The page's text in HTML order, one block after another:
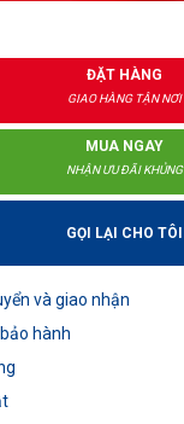
ĐẶT HÀNG
GIAO HÀNG TẬN NƠI
MUA NGAY
NHẬN ƯU ĐÃI KHỦNG
GỌI LẠI CHO TÔI
và giao nhận
hành